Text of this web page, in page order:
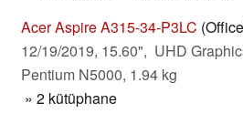
Acer Aspire A315-34-P3LC
12/19/2019, 15.60", UHD
Pentium N5000, 1.94 kg
» 2 kütüphane